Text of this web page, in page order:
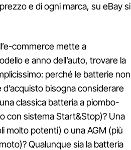
e di ogni marca, su eBay si
commerce mette a
e anno dell’auto, trovare la
perché le batterie non
bisogna considerare
classica batteria a piombo-
con sistema Start&Stop)? Una
molto potenti) o una AGM (più
Qualunque sia la batteria